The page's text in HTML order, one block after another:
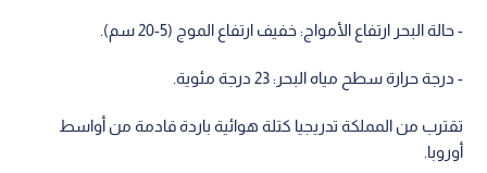
- حالة البحر ارتفاع الأمواج: خفيف ارتفاع الموج (5-20 سم).
- درجة حرارة سطح مياه البحر: 23 درجة مئوية.
تقترب من المملكة تدريجيا كتلة هوائية باردة قادمة من أواسط
أوروبا.